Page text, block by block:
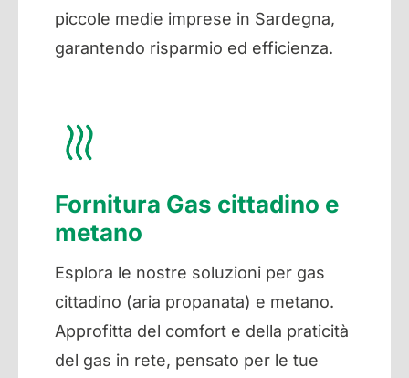
piccole medie imprese in Sardegna,
garantendo risparmio ed efficienza.
Fornitura Gas cittadino e
metano
Esplora le nostre soluzioni per gas
cittadino (aria propanata) e metano.
Approfitta del comfort e della praticità
del gas in rete, pensato per le tue